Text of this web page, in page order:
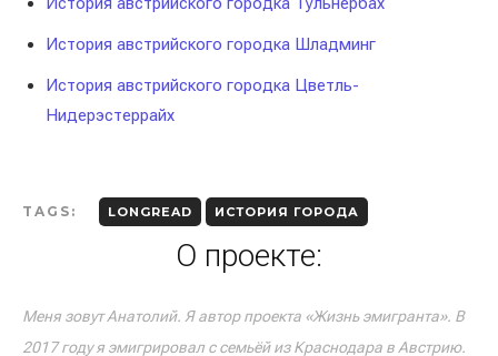
История австрийского городка Шладминг
История австрийского городка Цветль-
Нидерэстеррайх
TAGS: LONGREAD ИСТОРИЯ ГОРОДА
О проекте:
Меня зовут Анатолий. Я автор проекта «Жизнь эмигранта». В
2017 году я эмигрировал с семьёй из Краснодара в Австрию.